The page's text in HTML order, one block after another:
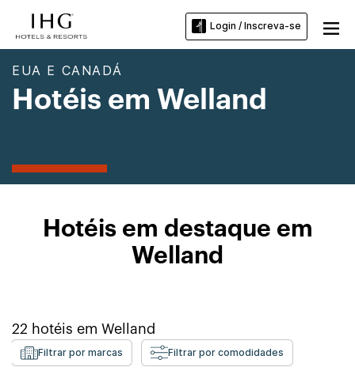
Login / Inscreva-se
EUA E CANADÁ
Hotéis em Welland
Hotéis em destaque em
Welland
22 hotéis em Welland
Filtrar por marcas Filtrar por comodidades